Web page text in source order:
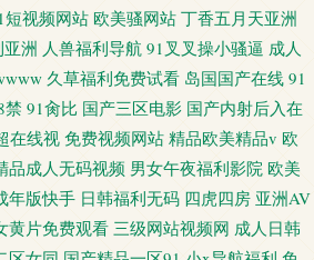
短视频网站 欧美骚网站 丁香五月天亚洲
洲 人兽福利导航 91叉叉操小骚逼 成人
久草福利免费试看 岛国国产在线 91
禁 91肏比 国产三区电影 国产内射后入在
在线视 免费视频网站 精品欧美精品v 欧
品成人无码视频 男女午夜福利影院 欧美
年版快手 日韩福利无码 四虎四房 亚洲AV
黄片免费观看 三级网站视频网 成人日韩